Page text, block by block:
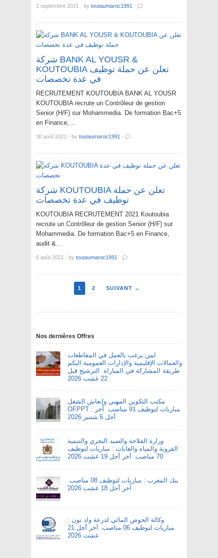
2 septembre 2021 · by toutaumaroc1991 ·
شركة BANK AL YOUSR &
KOUTOUBIA تعلن عن حملة توظيف
في عدة تخصصات
RECRUTEMENT KOUTOUBIA BANK AL YOUSR
KOUTOUBIA recrute un Contrôleur de gestion
Senior (H/F) sur Mohammedia. De formation Bac+5
en Finance,…
30 août 2021 · by toutaumaroc1991 ·
شركة KOUTOUBIA تعلن عن حملة
توظيف في عدة تخصصات
KOUTOUBIA RECRUTEMENT 2021 Koutoubia
recrute un Contrôleur de gestion Senior (H/F) sur
Mohammedia. De formation Bac+5 en Finance,
audit &…
6 août 2021 · by toutaumaroc1991 ·
1 2 SUIVANT →
Nos dernières Offres
لمن يرغب بالعمل في المقاطعات
والعمالات الإقليمية والإدارات العمومية اليكم
طريقة المشاركة في المباراة. الترشيح قبل
22 غشت 2026
مكتب التكوين المهني وإنعاش الشغل
OFPPT : مباريات لتوظيف 91 مناصب. آخر
أجل 6 شتنبر 2026
وزارة الفلاحة والصيد البحري والتنمية
القروية والمياه والغابات : مباريات لتوظيف
70 مناصب. آخر أجل 19 غشت 2026
بنك المغرب : مباريات لتوظيف 08 مناصب.
آخر أجل 18 غشت 2026
وكالة الحوض المائي لدرعة واد نون :
مباريات لتوظيف 06 مناصب. آخر أجل 21
غشت 2026